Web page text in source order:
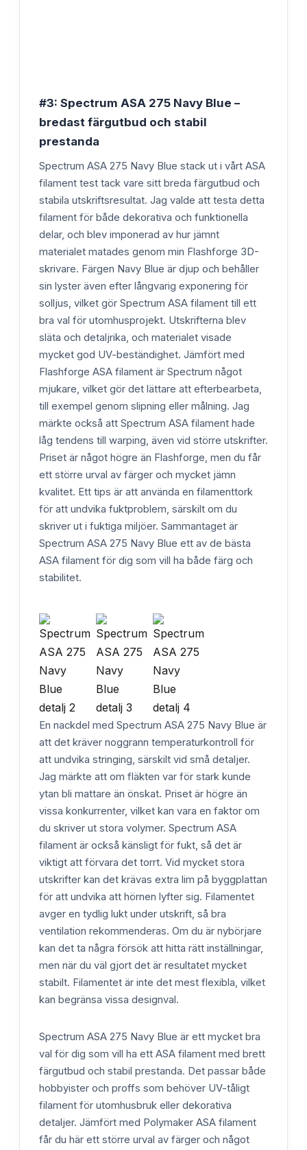
#3: Spectrum ASA 275 Navy Blue –
bredast färgutbud och stabil
prestanda
Spectrum ASA 275 Navy Blue stack ut i vårt ASA
filament test tack vare sitt breda färgutbud och
stabila utskriftsresultat. Jag valde att testa detta
filament för både dekorativa och funktionella
delar, och blev imponerad av hur jämnt
materialet matades genom min Flashforge 3D-
skrivare. Färgen Navy Blue är djup och behåller
sin lyster även efter långvarig exponering för
solljus, vilket gör Spectrum ASA filament till ett
bra val för utomhusprojekt. Utskrifterna blev
släta och detaljrika, och materialet visade
mycket god UV-beständighet. Jämfört med
Flashforge ASA filament är Spectrum något
mjukare, vilket gör det lättare att efterbearbeta,
till exempel genom slipning eller målning. Jag
märkte också att Spectrum ASA filament hade
låg tendens till warping, även vid större utskrifter.
Priset är något högre än Flashforge, men du får
ett större urval av färger och mycket jämn
kvalitet. Ett tips är att använda en filamenttork
för att undvika fuktproblem, särskilt om du
skriver ut i fuktiga miljöer. Sammantaget är
Spectrum ASA 275 Navy Blue ett av de bästa
ASA filament för dig som vill ha både färg och
stabilitet.
En nackdel med Spectrum ASA 275 Navy Blue är
att det kräver noggrann temperaturkontroll för
att undvika stringing, särskilt vid små detaljer.
Jag märkte att om fläkten var för stark kunde
ytan bli mattare än önskat. Priset är högre än
vissa konkurrenter, vilket kan vara en faktor om
du skriver ut stora volymer. Spectrum ASA
filament är också känsligt för fukt, så det är
viktigt att förvara det torrt. Vid mycket stora
utskrifter kan det krävas extra lim på byggplattan
för att undvika att hörnen lyfter sig. Filamentet
avger en tydlig lukt under utskrift, så bra
ventilation rekommenderas. Om du är nybörjare
kan det ta några försök att hitta rätt inställningar,
men när du väl gjort det är resultatet mycket
stabilt. Filamentet är inte det mest flexibla, vilket
kan begränsa vissa designval.
Spectrum ASA 275 Navy Blue är ett mycket bra
val för dig som vill ha ett ASA filament med brett
färgutbud och stabil prestanda. Det passar både
hobbyister och proffs som behöver UV-tåligt
filament för utomhusbruk eller dekorativa
detaljer. Jämfört med Polymaker ASA filament
får du här ett större urval av färger och något